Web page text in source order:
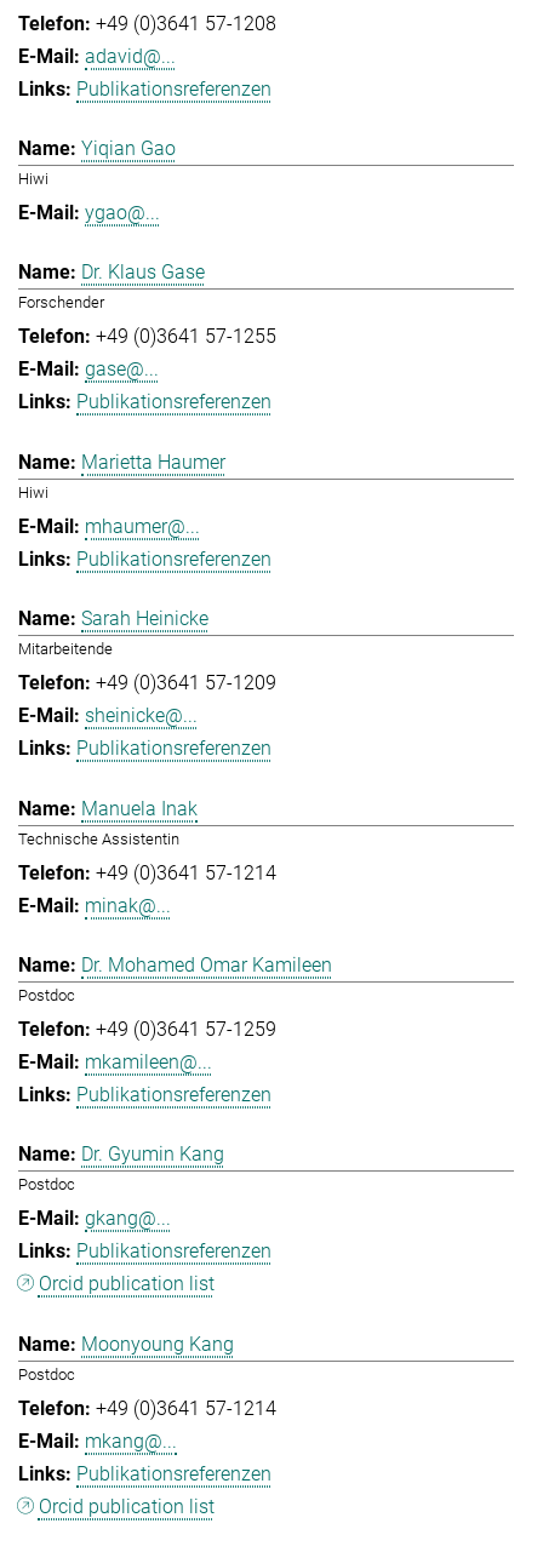
+49 (0)3641 57-1208
adavid@...
Publikationsreferenzen
Yiqian Gao
Hiwi
ygao@...
Dr. Klaus Gase
Forschender
+49 (0)3641 57-1255
gase@...
Publikationsreferenzen
Marietta Haumer
Hiwi
mhaumer@...
Publikationsreferenzen
Sarah Heinicke
Mitarbeitende
+49 (0)3641 57-1209
sheinicke@...
Publikationsreferenzen
Manuela Inak
Technische Assistentin
+49 (0)3641 57-1214
minak@...
Dr. Mohamed Omar Kamileen
Postdoc
+49 (0)3641 57-1259
mkamileen@...
Publikationsreferenzen
Dr. Gyumin Kang
Postdoc
gkang@...
Publikationsreferenzen
Orcid publication list
Moonyoung Kang
Postdoc
+49 (0)3641 57-1214
mkang@...
Publikationsreferenzen
Orcid publication list